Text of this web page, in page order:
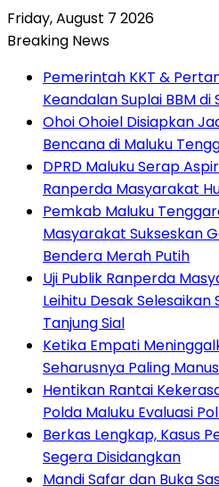
Friday, August 7 2026
Breaking News
Pemerintah KKT &
Keandalan Suplai BBM di
Ohoi Ohoiel Disiapkan
Bencana di Maluku
DPRD Maluku Serap
Ranperda Masyarakat
Pemkab Maluku
Masyarakat Sukseskan
Bendera Merah Putih
Uji Publik Ranperda
Leihitu Desak
Tanjung Sial
Ketika Empati
Seharusnya Paling
Hentikan Rantai
Polda Maluku Evaluasi
Berkas Lengkap, Kasus
Segera Disidangkan
Mandi Safar dan Buka